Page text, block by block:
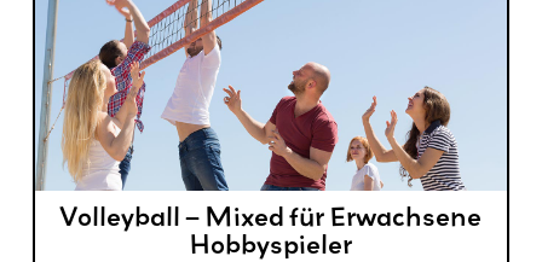
Volleyball – Mixed für Erwachsene
Hobbyspieler